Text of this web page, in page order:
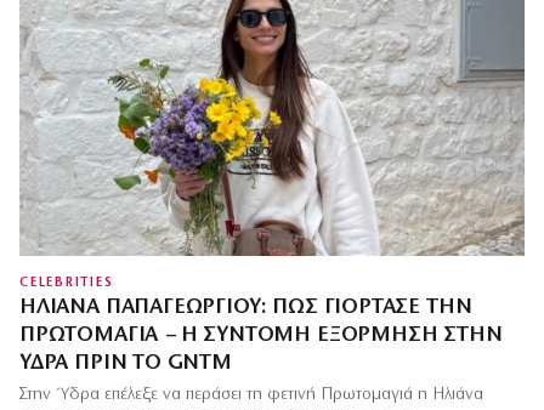
CELEBRITIES
ΗΛΙΆΝΑ ΠΑΠΑΓΕΩΡΓΊΟΥ: ΠΏΣ ΓΙΌΡΤΑΣΕ ΤΗΝ
ΠΡΩΤΟΜΑΓΙΆ – Η ΣΎΝΤΟΜΗ ΕΞΌΡΜΗΣΗ ΣΤΗΝ
ΎΔΡΑ ΠΡΙΝ ΤΟ GNTM
Στην Ύδρα επέλεξε να περάσει τη φετινή Πρωτομαγιά η Ηλιάνα